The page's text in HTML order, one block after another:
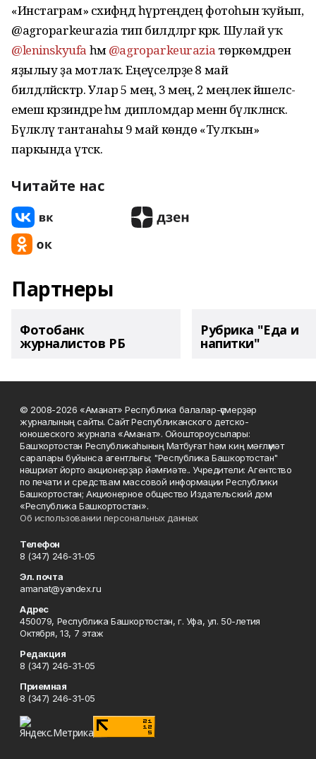
«Инстаграм» сәхифәңдә һүрәтеңдең фотоһын ҡуйып,
@agroparkeurazia тип билдәләргә кәрәк. Шулай уҡ
@leninskyufa һәм@agroparkeurazia төркөмдәренә
яҙылыу ҙа мотлаҡ. Еңеүселәрҙе 8 май
билдәләйәсәктәр. Улар 5 мең, 3 мең, 2 меңлек йәшелсә-
емеш кәрзиндәре һәм дипломдар менән бүләкләнәсәк.
Бүләкләү тантанаһы 9 май көндө «Тулҡын»
паркында үтәсәк.
Читайте нас
Партнеры
Фотобанк
журналистов РБ
Рубрика "Еда и
напитки"
© 2008-2026 «Аманат» Республика балалар-үҫмерҙәр
журналының сайты. Сайт Республиканского детско-
юношеского журнала «Аманат». Ойоштороусылары:
Башҡортостан Республикаһының Матбуғат һәм киң мәғлүмәт
саралары буйынса агентлығы; "Республика Башкортостан"
нәшриәт йорто акционерҙар йәмғиәте.. Учредители: Агентство
по печати и средствам массовой информации Республики
Башкортостан; Акционерное общество Издательский дом
«Республика Башкортостан».
Об использовании персональных данных
Телефон
8 (347) 246-31-05
Эл. почта
amanat@yandex.ru
Адрес
450079, Республика Башкортостан, г. Уфа, ул. 50-летия
Октября, 13, 7 этаж
Редакция
8 (347) 246-31-05
Приемная
8 (347) 246-31-05